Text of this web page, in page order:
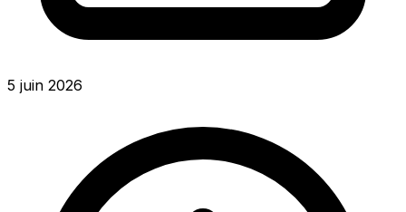
5 juin 2026